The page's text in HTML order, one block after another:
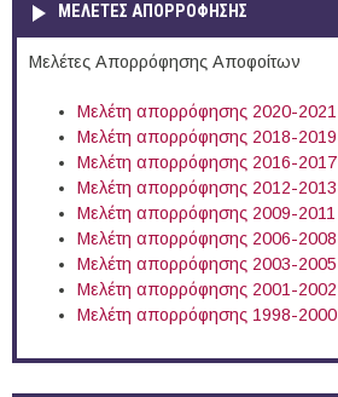
ΜΕΛΕΤΕΣ ΑΠΟΡΡΟΦΗΣΗΣ
Μελέτες Απορρόφησης Αποφοίτων
Μελέτη απορρόφησης 2020-2021
Μελέτη απορρόφησης 2018-2019
Μελέτη απορρόφησης 2016-2017
Μελέτη απορρόφησης 2012-2013
Μελέτη απορρόφησης 2009-2011
Μελέτη απορρόφησης 2006-2008
Μελέτη απορρόφησης 2003-2005
Μελέτη απορρόφησης 2001-2002
Μελέτη απορρόφησης 1998-2000